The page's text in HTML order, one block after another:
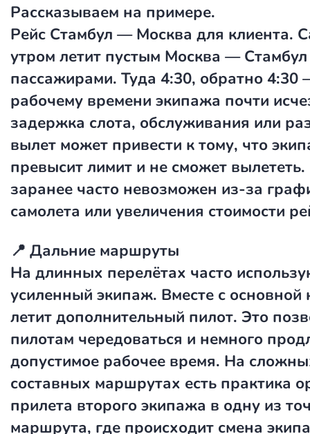
Рассказываем на примере.
Рейс Стамбул — Москва для клиента.
утром летит пустым Москва —
пассажирами. Туда 4:30, обратно 4:30
рабочему времени экипажа почти
задержка слота, обслуживания или
вылет может привести к тому, что
превысит лимит и не сможет
заранее часто невозможен из-за
самолета или увеличения стоимости
📍 Дальние маршруты
На длинных перелётах часто
усиленный экипаж. Вместе с основной
летит дополнительный пилот. Это
пилотам чередоваться и немного
допустимое рабочее время. На
составных маршрутах есть практика
прилета второго экипажа в одну из
маршрута, где происходит смена